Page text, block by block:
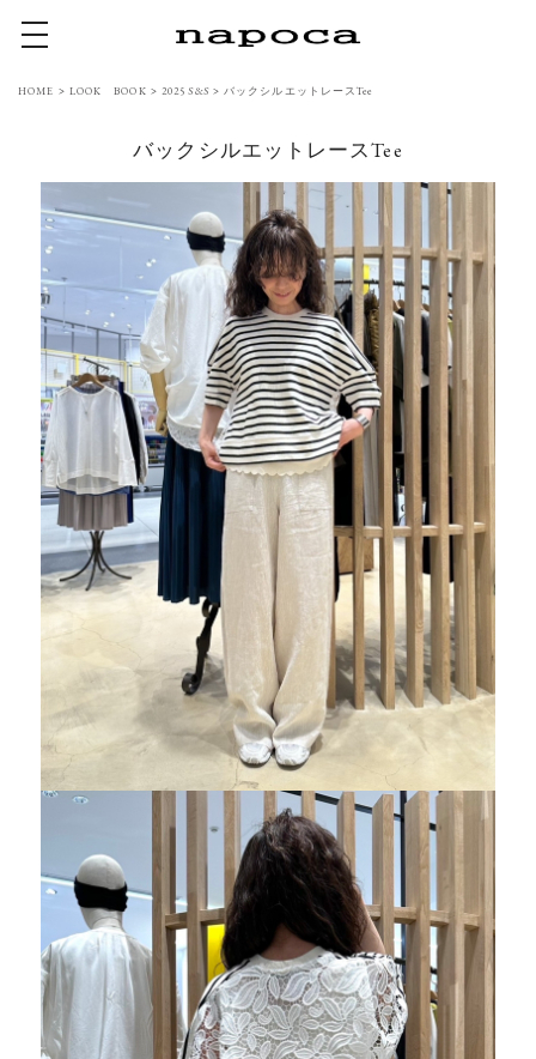
toggle navigation
HOME > LOOK BOOK > 2025 S&S>バックシルエットレースTee
バックシルエットレースTee